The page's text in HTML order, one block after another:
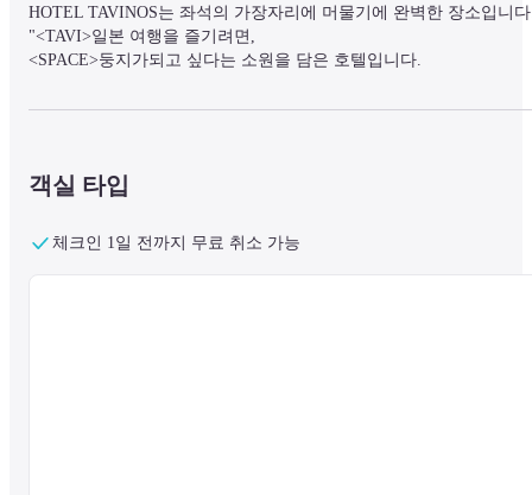
HOTEL TAVINOS는 좌석의 가장자리에 머물기에 완벽한 장소입니
"<TAVI>
<SPACE>둥지가되고 싶다는 소원을 담은 호텔입니다.
★ 무료 수하물 보관소: 로비에 무료 수하물 보관소가 있습니다. (호
★ 로비 라운지(2층) & 웰컴 드링크: 무료 커피 (6:30~24:00)
객실 타입
체크인 1일 전까지 무료 취소 가능